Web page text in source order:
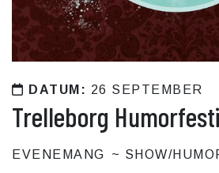
DATUM: 26 SEPTEMBER
Trelleborg
EVENEMANG SHOW/